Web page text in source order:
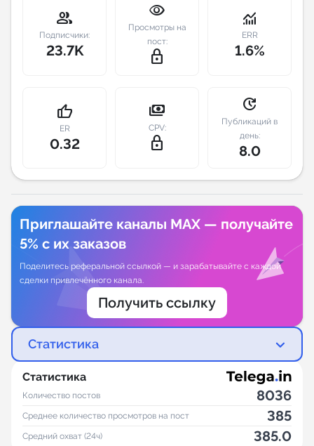
New
Индивидуальное сопровождение
group
Подписчики:
23.7K
visibility
Просмотры на
пост:
lock_outline
monitoring
ERR
1.6%
thumb_up
ER
0.32
payments
CPV:
lock_outline
update
Публикаций в
день:
8.0
Приглашайте каналы MAX — получайте
5% с их заказов
Поделитесь реферальной ссылкой — и зарабатывайте с каждой
сделки привлечённого канала.
Получить ссылку
Статистика
Статистика
Количество постов 8036
Среднее количество просмотров на пост 385
Средний охват (24ч) 385.0